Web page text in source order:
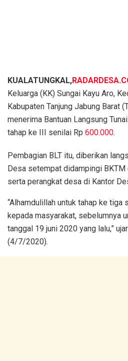
KUALATUNGKAL,
Keluarga (KK) Sungai Kayu Aro,
Kabupaten Tanjung Jabung Barat
menerima Bantuan Langsung
tahap ke III senilai Rp 600.000.
Pembagian BLT itu, diberikan
Desa setempat didampingi
serta perangkat desa di Kantor
“Alhamdulillah untuk tahap ke tiga
kepada masyarakat, sebelumnya
tanggal 19 juni 2020 yang lalu,”
(4/7/2020).